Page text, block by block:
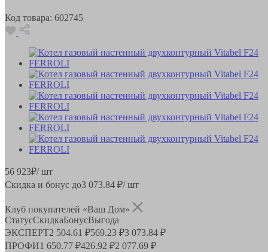
Код товара: 602745
56 923₽/ шт
Скидка и бонус до3 073.84 ₽/ шт
Клуб покупателей «Ваш Дом»
СтатусСкидкаБонусВыгода
ЭКСПЕРТ2 504.61 ₽569.23 ₽3 073.84 ₽
ПРОФИ1 650.77 ₽426.92 ₽2 077.69 ₽